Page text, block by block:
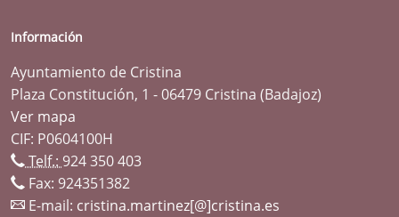
Información
Ayuntamiento de Cristina
Plaza Constitución, 1 - 06479 Cristina (Badajoz)
Ver mapa
CIF: P0604100H
Telf.: 924 350 403
Fax: 924351382
E-mail: cristina.martinez[@]cristina.es